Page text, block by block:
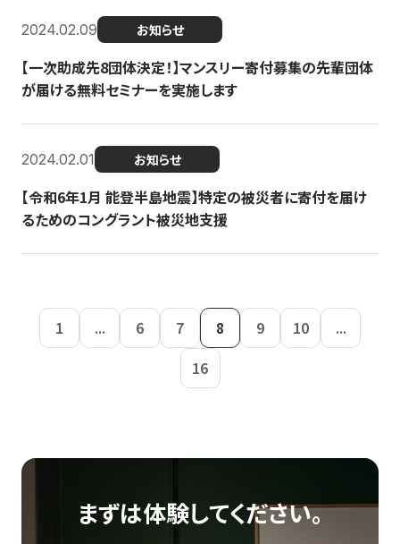
2024.02.09 お知らせ
【一次助成先8団体決定！】マンスリー寄付募集の先輩団体
が届ける無料セミナーを実施します
2024.02.01 お知らせ
【令和6年1月 能登半島地震】特定の被災者に寄付を届け
るためのコングラント被災地支援
1 ... 6 7 8 9 10
...
16
まずは体験してください。